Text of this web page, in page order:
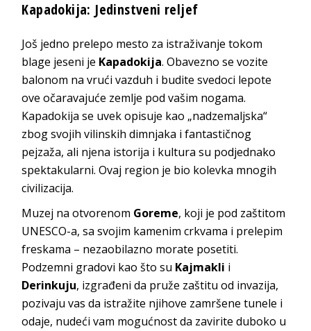
Kapadokija: Jedinstveni reljef
Još jedno prelepo mesto za istraživanje tokom
blage jeseni je Kapadokija. Obavezno se vozite
balonom na vrući vazduh i budite svedoci lepote
ove očaravajuće zemlje pod vašim nogama.
Kapadokija se uvek opisuje kao „nadzemaljska“
zbog svojih vilinskih dimnjaka i fantastičnog
pejzaža, ali njena istorija i kultura su podjednako
spektakularni. Ovaj region je bio kolevka mnogih
civilizacija.
Muzej na otvorenom Goreme, koji je pod zaštitom
UNESCO-a, sa svojim kamenim crkvama i prelepim
freskama – nezaobilazno morate posetiti.
Podzemni gradovi kao što su Kajmakli i
Derinkuju, izgrađeni da pruže zaštitu od invazija,
pozivaju vas da istražite njihove zamršene tunele i
odaje, nudeći vam mogućnost da zavirite duboko u